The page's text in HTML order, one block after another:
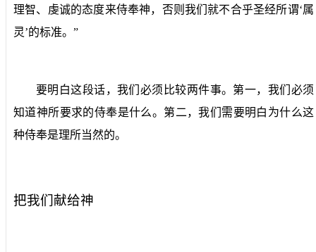
理智、虔诚的态度来侍奉神，否则我们就不合乎圣经所谓‘属
灵’的标准。”
要明白这段话，我们必须比较两件事。第一，我们必须
知道神所要求的侍奉是什么。第二，我们需要明白为什么这
种侍奉是理所当然的。
把我们献给神